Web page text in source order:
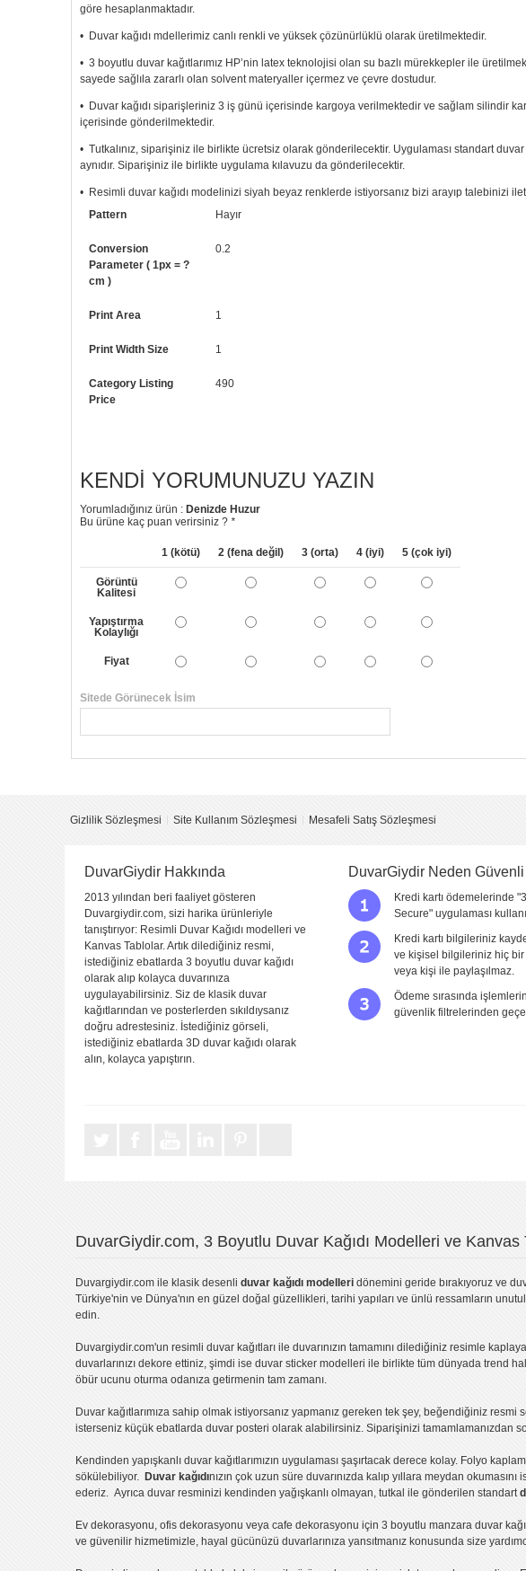
göre hesaplanmaktadır.
• Duvar kağıdı mdellerimiz canlı renkli ve yüksek çözünürlüklü olarak üretilmektedir.
• 3 boyutlu duvar kağıtlarımız HP’nin latex teknolojisi olan su bazlı mürekkepler ile
sayede sağlıla zararlı olan solvent materyaller içermez ve çevre dostudur.
• Duvar kağıdı siparişleriniz 3 iş günü içerisinde kargoya verilmektedir ve sağlam silindir
içerisinde gönderilmektedir.
• Tutkalınız, siparişiniz ile birlikte ücretsiz olarak gönderilecektir. Uygulaması standart duvar
aynıdır. Siparişiniz ile birlikte uygulama kılavuzu da gönderilecektir.
• Resimli duvar kağıdı modelinizi siyah beyaz renklerde istiyorsanız bizi arayıp talebinizi
• Görselde düzenleme yaptırmak istiyorsanız yine bize telefon numaramızdan ulaşabilirsiniz.
Pattern Hayır
Conversion
Parameter ( 1px = ?
cm )
0.2
Print Area 1
Print Width Size 1
Category Listing
Price
490
KENDI YORUMUNUZU YAZIN
Yorumladığınız ürün : Denizde Huzur
Bu ürüne kaç puan verirsiniz ?*
1 (kötü) 2 (fena değil) 3 (orta) 4 (iyi) 5 (çok iyi)
Görüntü
Kalitesi
Yapıştırma
Kolaylığı
Fiyat
Sitede Görünecek İsim
Yorumu Gönder
Gizlilik Sözleşmesi Site Kullanım Sözleşmesi Mesafeli Satış Sözleşmesi
DuvarGiydir Hakkında
2013 yılından beri faaliyet gösteren
Duvargiydir.com, sizi harika ürünleriyle
tanıştırıyor: Resimli Duvar Kağıdı modelleri ve
Kanvas Tablolar. Artık dilediğiniz resmi,
istediğiniz ebatlarda 3 boyutlu duvar kağıdı
olarak alıp kolayca duvarınıza
uygulayabilirsiniz. Siz de klasik duvar
kağıtlarından ve posterlerden sıkıldıysanız
doğru adrestesiniz. İstediğiniz görseli,
istediğiniz ebatlarda 3D duvar kağıdı olarak
alın, kolayca yapıştırın.
DuvarGiydir Neden
Kredi kartı ödemelerinde
Secure" uygulaması
Kredi kartı bilgileriniz
ve kişisel bilgileriniz hiç bir
veya kişi ile paylaşılmaz.
Ödeme sırasında
güvenlik filtrelerinden
DuvarGiydir.com, 3 Boyutlu Duvar Kağıdı Modelleri ve
Duvargiydir.com ile klasik desenli duvar kağıdı modelleri dönemini geride bırakıyoruz ve
Türkiye'nin ve Dünya'nın en güzel doğal güzellikleri, tarihi yapıları ve ünlü ressamların
edin.
Duvargiydir.com'un resimli duvar kağıtları ile duvarınızın tamamını dilediğiniz resimle
duvarlarınızı dekore ettiniz, şimdi ise duvar sticker modelleri ile birlikte tüm dünyada trend
öbür ucunu oturma odanıza getirmenin tam zamanı.
Duvar kağıtlarımıza sahip olmak istiyorsanız yapmanız gereken tek şey, beğendiğiniz resmi
isterseniz küçük ebatlarda duvar posteri olarak alabilirsiniz. Siparişinizi tamamlamanızdan
Kendinden yapışkanlı duvar kağıtlarımızın uygulaması şaşırtacak derece kolay. Folyo
sökülebiliyor. Duvar kağıdınızın çok uzun süre duvarınızda kalıp yıllara meydan okumasını
ederiz. Ayrıca duvar resminizi kendinden yağışkanlı olmayan, tutkal ile gönderilen standart
Ev dekorasyonu, ofis dekorasyonu veya cafe dekorasyonu için 3 boyutlu manzara duvar
ve güvenilir hizmetimizle, hayal gücünüzü duvarlarınıza yansıtmanız konusunda size